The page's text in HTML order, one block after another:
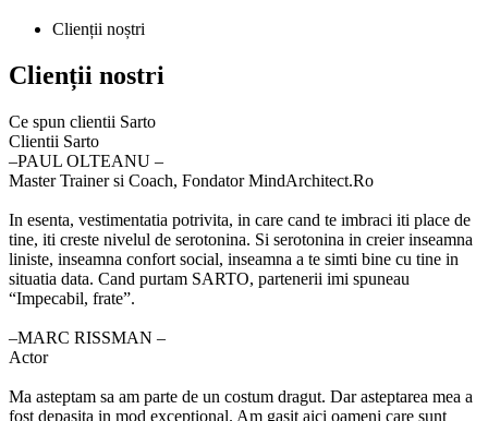
Clienții noștri
Clienții nostri
Ce spun clientii Sarto
Clientii Sarto
‒PAUL OLTEANU –
Master Trainer si Coach, Fondator MindArchitect.Ro
In esenta, vestimentatia potrivita, in care cand te imbraci iti place de
tine, iti creste nivelul de serotonina. Si serotonina in creier inseamna
liniste, inseamna confort social, inseamna a te simti bine cu tine in
situatia data. Cand purtam SARTO, partenerii imi spuneau
“Impecabil, frate”.
‒MARC RISSMAN –
Actor
Ma asteptam sa am parte de un costum dragut. Dar asteptarea mea a
fost depasita in mod exceptional. Am gasit aici oameni care sunt